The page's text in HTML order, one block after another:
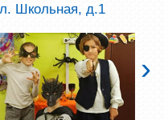
Школьная, д.1
›